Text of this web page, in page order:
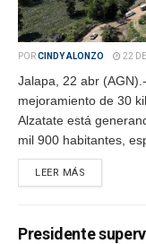
PORCINDY ALONZO 22
Jalapa, 22 abr
mejoramiento de 30
Alzatate está
mil 900 habitantes,
LEER MÁS
Presidente